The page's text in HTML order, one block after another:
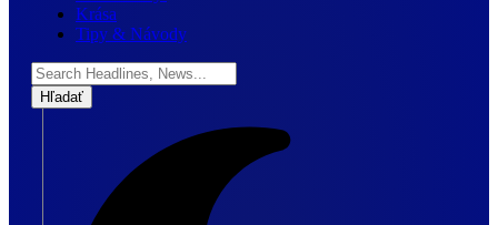
Krása
Tipy & Návody